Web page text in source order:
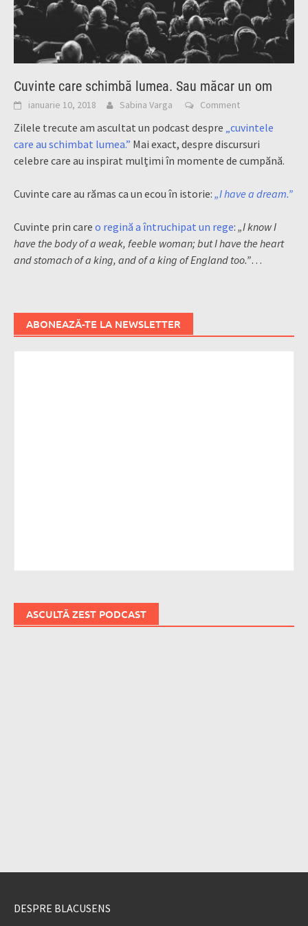
Cuvinte care schimbă lumea. Sau măcar un om
ianuarie 10, 2018 Sabina Varga Comment
Zilele trecute am ascultat un podcast despre „cuvintele
care au schimbat lumea.” Mai exact, despre discursuri
celebre care au inspirat mulțimi în momente de cumpănă.
Cuvinte care au rămas ca un ecou în istorie: „I have a dream.”
Cuvinte prin care o regină a întruchipat un rege: „I know I
have the body of a weak, feeble woman; but I have the heart
and stomach of a king, and of a king of England too.”…
ABONEAZĂ-TE LA NEWSLETTER
ASCULTĂ ZEST PODCAST
DESPRE BLACUSENS